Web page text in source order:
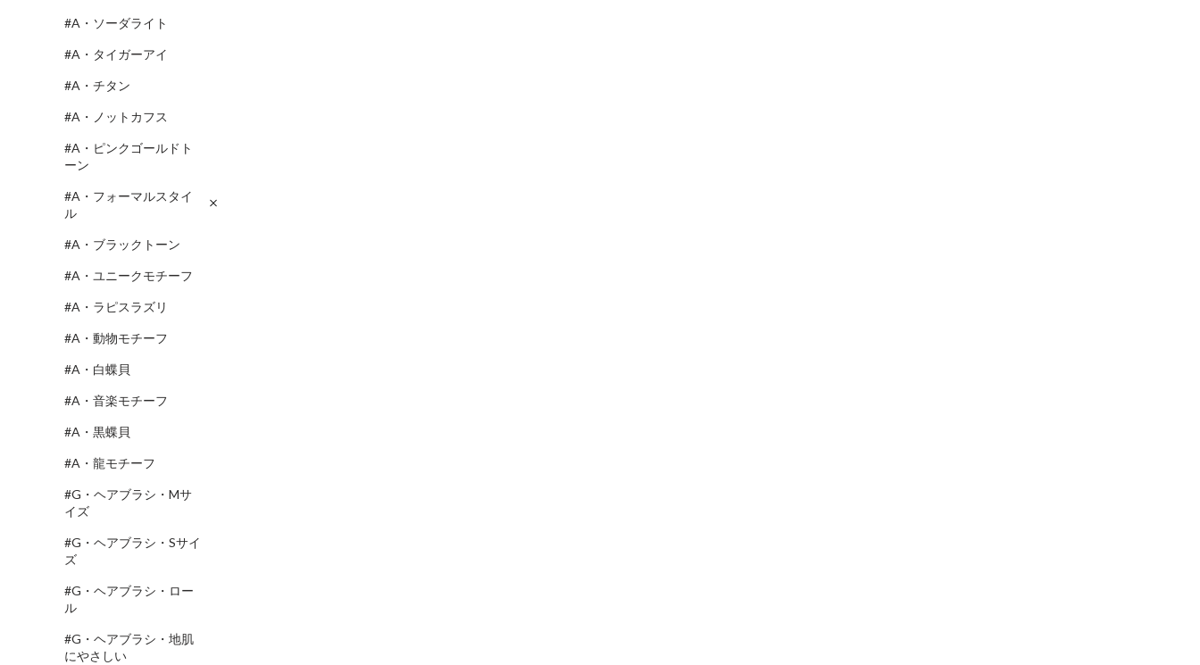
#A・ソーダライト
#A・タイガーアイ
#A・チタン
#A・ノットカフス
#A・ピンクゴールドト
ーン
#A・フォーマルスタイ
ル
#A・ブラックトーン
#A・ユニークモチーフ
#A・ラピスラズリ
#A・動物モチーフ
#A・白蝶貝
#A・音楽モチーフ
#A・黒蝶貝
#A・龍モチーフ
#G・ヘアブラシ・Mサ
イズ
#G・ヘアブラシ・Sサイ
ズ
#G・ヘアブラシ・ロー
ル
#G・ヘアブラシ・地肌
にやさしい